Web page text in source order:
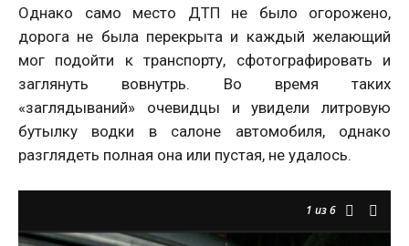
Однако само место ДТП не было огорожено,
дорога не была перекрыта и каждый желающий
мог подойти к транспорту, сфотографировать и
заглянуть вовнутрь. Во время таких
«заглядываний» очевидцы и увидели литровую
бутылку водки в салоне автомобиля, однако
разглядеть полная она или пустая, не удалось.
1 из 6